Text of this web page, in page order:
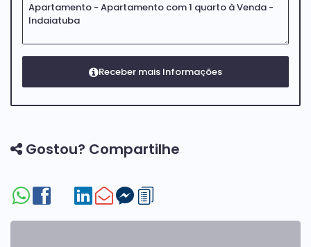
Gostou? Compartilhe